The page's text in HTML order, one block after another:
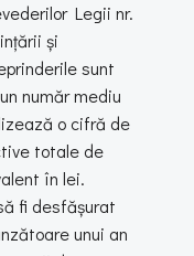
Legii nr.
și
sunt
număr mediu
o cifră de
totale de
în lei.
fi desfășurat
unui an